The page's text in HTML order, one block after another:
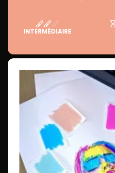
INTERMÉDIAIRE